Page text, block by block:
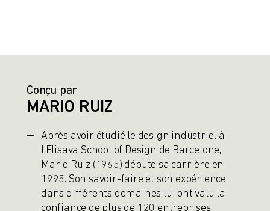
Conçu par
MARIO RUIZ
Après avoir étudié le design industriel à
l’Elisava School of Design de Barcelone,
Mario Ruiz (1965) débute sa carrière en
1995. Son savoir-faire et son expérience
dans différents domaines lui ont valu la
confiance de plus de 120 entreprises